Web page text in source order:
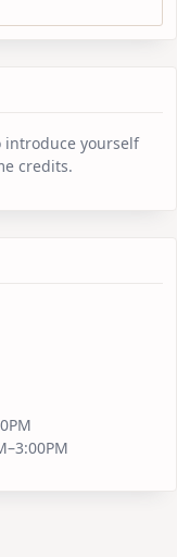
introduce yourself
credits.